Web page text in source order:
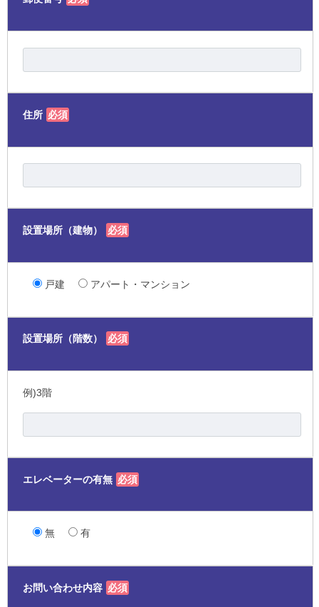
住所 必須
設置場所（建物） 必須
戸建 アパート・マンション
設置場所（階数） 必須
例)3階
エレベーターの有無 必須
無 有
お問い合わせ内容 必須